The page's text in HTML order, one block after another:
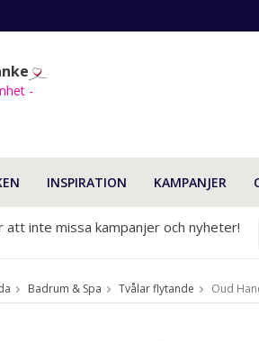
-
INSPIRATION KAMPANJER
inte missa kampanjer och nyheter!
Badrum & Spa Tvålar flytande Oud